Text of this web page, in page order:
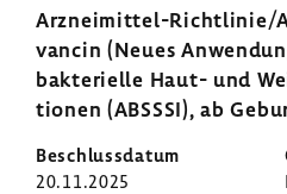
Arzneimittel-​Richtlinie/
vancin (Neues
bakte­ri­elle Haut- und
tionen (ABSSSI), ab
20.11.2025